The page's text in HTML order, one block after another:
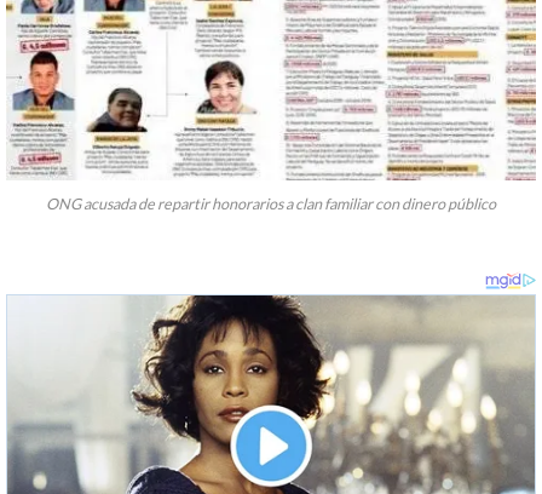
ONG acusada de repartir honorarios a clan familiar con dinero público